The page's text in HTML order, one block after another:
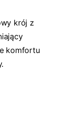
krój z
komfortu